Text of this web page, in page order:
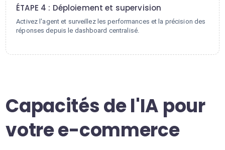
ÉTAPE 4 : Déploiement et supervision
Activez l'agent et surveillez les performances et la précision des
réponses depuis le dashboard centralisé.
Capacités de l'IA pour
votre e-commerce